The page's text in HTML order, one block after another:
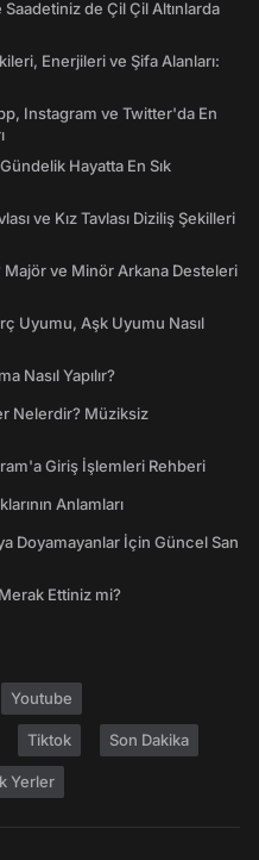
de Çil Çil Altınlarda
Enerjileri ve Şifa Alanları:
Instagram ve Twitter'da En
Hayatta En Sık
ve Kız Tavlası Diziliş Şekilleri
Majör ve Minör Arkana Desteleri
Uyumu, Aşk Uyumu Nasıl
Nasıl Yapılır?
Nelerdir? Müziksiz
Giriş İşlemleri Rehberi
Anlamları
Doyamayanlar İçin Güncel San
Ettiniz mi?
Youtube
Tiktok Son Dakika
Yerler